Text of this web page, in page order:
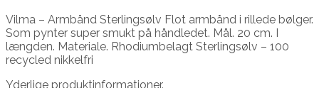
Vilma – Armbånd Sterlingsølv Flot armbånd i rillede bølger.
Som pynter super smukt på håndledet. Mål. 20 cm. I
længden. Materiale. Rhodiumbelagt Sterlingsølv – 100
recycled nikkelfri
Yderlige produktinformationer.